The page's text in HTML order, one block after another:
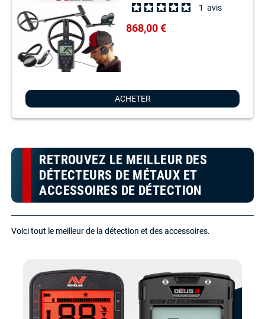
1 avis
868,00 €
ACHETER
RETROUVEZ LE MEILLEUR DES
DÉTECTEURS DE MÉTAUX ET
ACCESSOIRES DE DÉTECTION
Voici tout le meilleur de la détection et des accessoires.